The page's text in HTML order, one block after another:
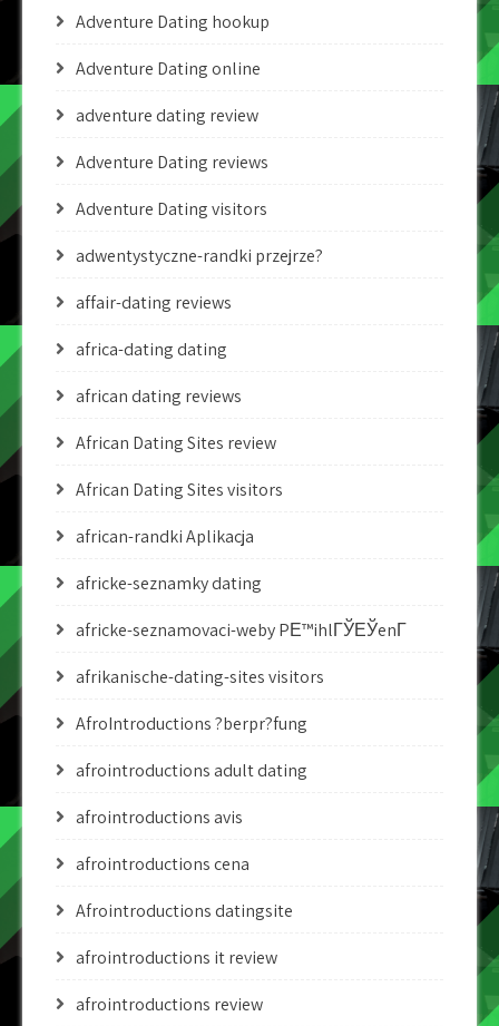
Adventure Dating hookup
Adventure Dating online
adventure dating review
Adventure Dating reviews
Adventure Dating visitors
adwentystyczne-randki przejrze?
affair-dating reviews
africa-dating dating
african dating reviews
African Dating Sites review
African Dating Sites visitors
african-randki Aplikacja
africke-seznamky dating
africke-seznamovaci-weby PЕ™ihlГЎЕЎenГ­
afrikanische-dating-sites visitors
AfroIntroductions ?berpr?fung
afrointroductions adult dating
afrointroductions avis
afrointroductions cena
Afrointroductions datingsite
afrointroductions it review
afrointroductions review